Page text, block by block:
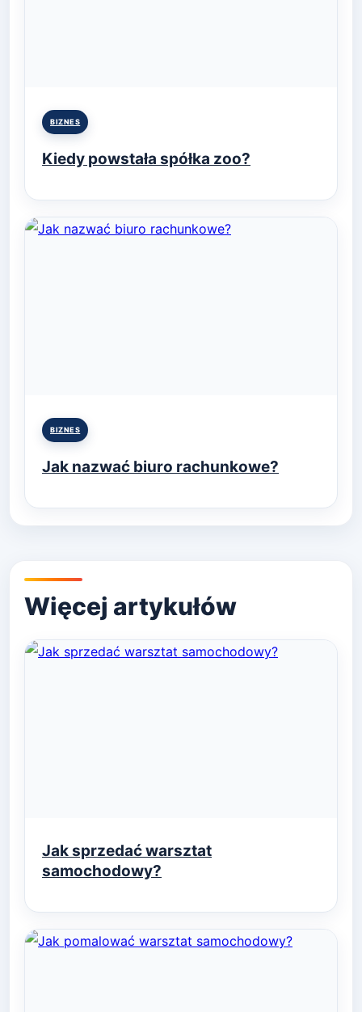
Posted
BIZNES
Kiedy powstała spółka zoo?
Posted
BIZNES
Jak nazwać biuro rachunkowe?
Jak sprzedać warsztat
samochodowy?